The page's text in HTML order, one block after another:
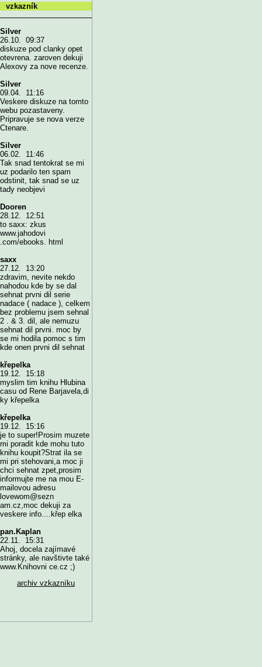
vzkazník
Silver
26.10. 09:37
diskuze pod clanky opet
otevrena. zaroven dekuji
Alexovy za nove recenze.
Silver
09.04. 11:16
Veskere diskuze na tomto
webu pozastaveny.
Pripravuje se nova verze
Ctenare.
Silver
06.02. 11:46
Tak snad tentokrat se mi
uz podarilo ten spam
odstinit, tak snad se uz
tady neobjevi
Dooren
28.12. 12:51
to saxx: zkus
www.jahodovi
.com/ebooks. html
saxx
27.12. 13:20
zdravim, nevite nekdo
nahodou kde by se dal
sehnat prvni dil serie
nadace ( nadace ), celkem
bez problemu jsem sehnal
2 . & 3. dil, ale nemuzu
sehnat dil prvni. moc by
se mi hodila pomoc s tim
kde onen prvni dil sehnat
křepelka
19.12. 15:18
myslim tim knihu Hlubina
casu od Rene Barjavela,di
ky křepelka
křepelka
19.12. 15:16
je to super!Prosim muzete
mi poradit kde mohu tuto
knihu koupit?Strat ila se
mi pri stehovani,a moc ji
chci sehnat zpet,prosim
informujte me na mou E-
mailovou adresu
lovewom@sezn
am.cz,moc dekuji za
veskere info....křep elka
pan.Kaplan
22.11. 15:31
Ahoj, docela zajímavé
stránky, ale navštivte také
www.Knihovni ce.cz ;)
archiv vzkazníku